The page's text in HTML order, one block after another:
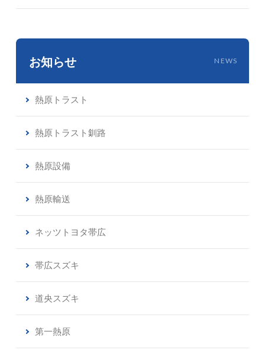
お知らせ NEWS
熱原トラスト
熱原トラスト釧路
熱原設備
熱原輸送
ネッツトヨタ帯広
帯広スズキ
道央スズキ
第一熱原